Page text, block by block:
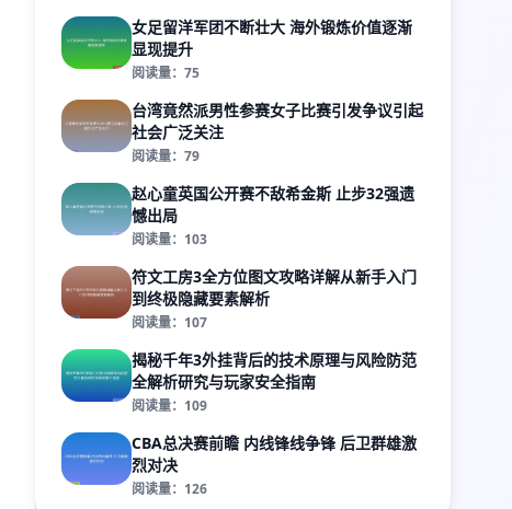
女足留洋军团不断壮大 海外锻炼价值逐渐
显现提升
阅读量：75
台湾竟然派男性参赛女子比赛引发争议引起
社会广泛关注
阅读量：79
赵心童英国公开赛不敌希金斯 止步32强遗
憾出局
阅读量：103
符文工房3全方位图文攻略详解从新手入门
到终极隐藏要素解析
阅读量：107
揭秘千年3外挂背后的技术原理与风险防范
全解析研究与玩家安全指南
阅读量：109
CBA总决赛前瞻 内线锋线争锋 后卫群雄激
烈对决
阅读量：126